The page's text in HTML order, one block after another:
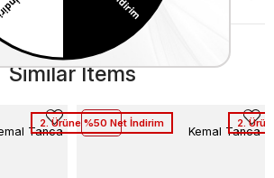
Similar Items
Tanca
2. Ürüne %50 Net İndirim
Kemal Tanca
2.